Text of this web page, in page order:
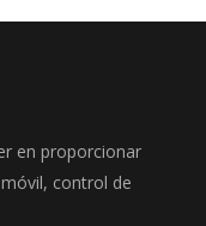
en proporcionar
control de